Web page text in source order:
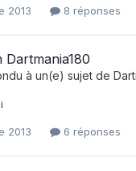
2013 8 réponses
Dartmania180
à un(e) sujet de
2013 6 réponses